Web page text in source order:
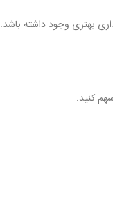
بهتری وجود داشته باشد.
کنید.